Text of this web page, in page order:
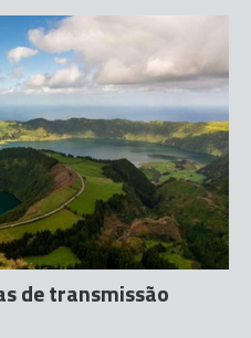
de transmissão